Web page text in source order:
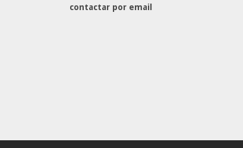
contactar por email